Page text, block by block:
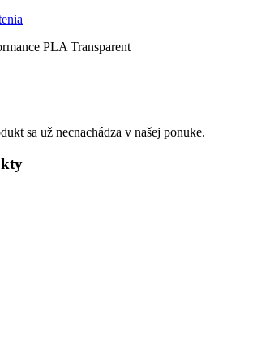
PLA Transparent
sa už necnachádza v našej ponuke.